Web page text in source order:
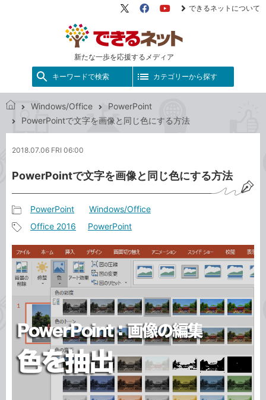
新たな一歩を応援するメディア
X（旧
FacebookYouTube
できるネットについて
キーワードで検索 カテゴリーから探す
で
ネ
ト
Windows/Office
PowerPoint
PowerPointで文字を画像と同じ色にする方法
2018.07.06 FRI 06:00
PowerPointで文字を画像と同じ色にする方法
事
カ
テ
ゴ
PowerPoint Windows/Office
事
タ
グ
Office 2016 PowerPoint